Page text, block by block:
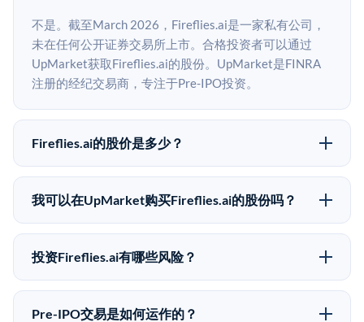
不是。截至March 2026，Fireflies.ai是一家私有公司，
未在任何公开证券交易所上市。合格投资者可以通过
UpMarket获取Fireflies.ai的股份。UpMarket是FINRA
注册的经纪交易商，专注于Pre-IPO投资。
Fireflies.ai的股价是多少？
Fireflies.ai没有公开股价，因为它是一家私有公司。最近
的已知股价来自其最近一轮融资。 二级市场上的Pre-
有所不同。
我可以在UpMarket购买Fireflies.ai的股份吗？
可以。合格投资者可以通过填写本页表单或在
upmarket.co创建账户来表达对Fireflies.ai股份的投资意
50,000美元。UpMarket是FINRA注册的经纪交易商，
自2019年以来已经纪超过5亿美元的另类投资。
投资Fireflies.ai有哪些风险？
Pre-IPO投资存在重大风险。Fireflies.ai的股份流动性
低，意味着没有公开市场可以快速出售。不存在确定的
Pre-IPO交易是如何运作的？